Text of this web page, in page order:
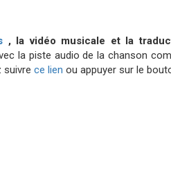
, la vidéo musicale et la
la piste audio de la chanson
suivre ce lien ou appuyer sur le